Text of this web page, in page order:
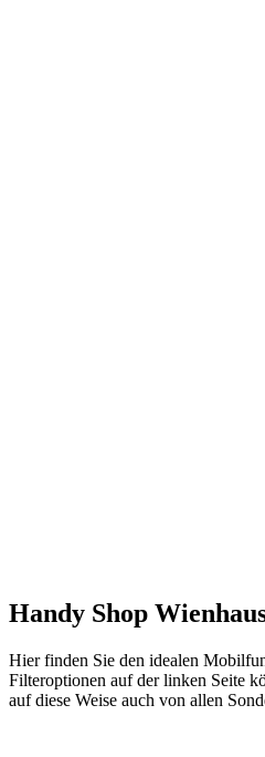
Handy Shop
Hier finden Sie den idealen
Filteroptionen auf der linken Seite
auf diese Weise auch von allen